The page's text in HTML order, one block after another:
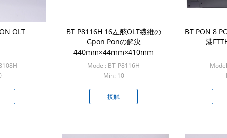
OLT
BT P8116H 16左舷OLT繊維の
Gpon Ponの解決
440mm×44mm×410mm
Model: BT-P8116H
Min: 10
接触
BT PON 8
港